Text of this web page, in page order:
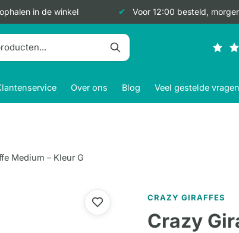
in de winkel Voor 12:00 besteld,
Over ons Blog Veel gestelde vragen
Medium – Kleur G
CRAZY GIRAFFES
Crazy